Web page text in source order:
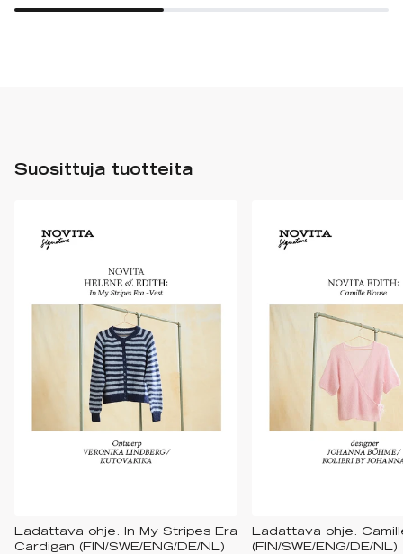
Suosittuja tuotteita
Ladattava ohje: In My Stripes Era
Cardigan (FIN/SWE/ENG/DE/NL)
Ladattava ohje:
(FIN/SWE/ENG/DE/NL)